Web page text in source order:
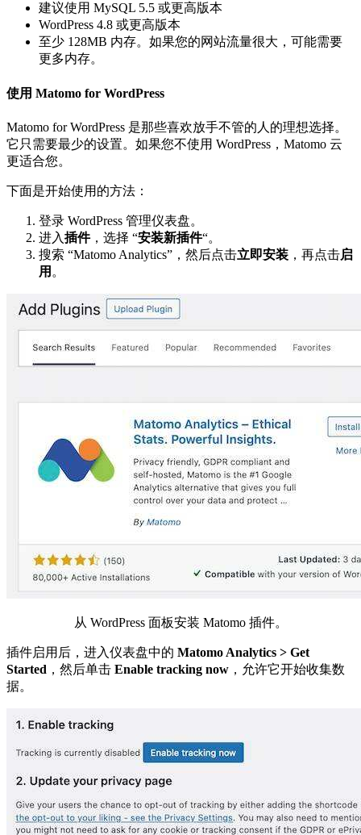
建议使用 MySQL 5.5 或更高版本
WordPress 4.8 或更高版本
至少 128MB 内存。如果您的网站流量很大，可能需要
更多内存。
使用 Matomo for WordPress
Matomo for WordPress 是那些喜欢放手不管的人的理想选择。
它只需要最少的设置。如果您不使用 WordPress，Matomo 云
更适合您。
下面是开始使用的方法：
登录 WordPress 管理仪表盘。
进入插件，选择 “安装新插件“。
搜索 “Matomo Analytics”，然后点击立即安装 ，再点击启
用 。
从 WordPress 面板安装 Matomo 插件。
插件启用后，进入仪表盘中的 Matomo Analytics > Get
Started ，然后单击 Enable tracking now ，允许它开始收集数
据。